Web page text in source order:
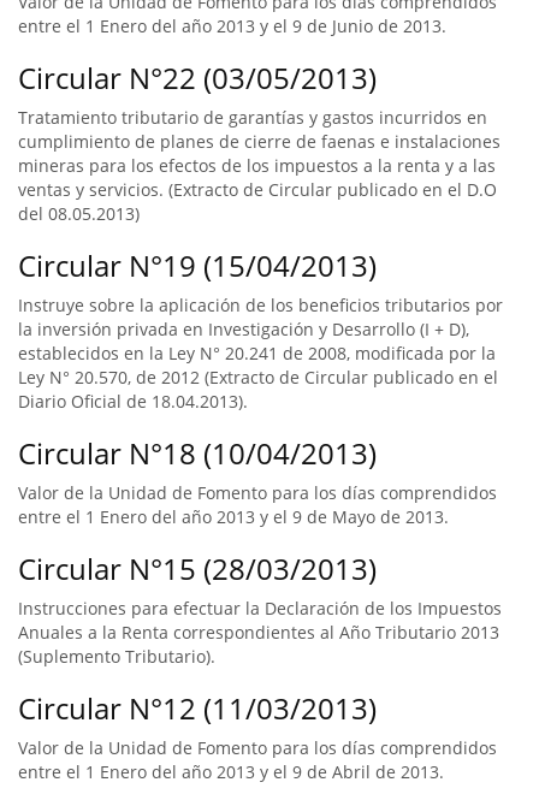
entre el 1 Enero del año 2013 y el 9 de Junio de 2013.
Circular N°22 (03/05/2013)
Tratamiento tributario de garantías y gastos incurridos en
cumplimiento de planes de cierre de faenas e instalaciones
mineras para los efectos de los impuestos a la renta y a las
ventas y servicios. (Extracto de Circular publicado en el D.O
del 08.05.2013)
Circular N°19 (15/04/2013)
Instruye sobre la aplicación de los beneficios tributarios por
la inversión privada en Investigación y Desarrollo (I + D),
establecidos en la Ley N° 20.241 de 2008, modificada por la
Ley N° 20.570, de 2012 (Extracto de Circular publicado en el
Diario Oficial de 18.04.2013).
Circular N°18 (10/04/2013)
Valor de la Unidad de Fomento para los días comprendidos
entre el 1 Enero del año 2013 y el 9 de Mayo de 2013.
Circular N°15 (28/03/2013)
Instrucciones para efectuar la Declaración de los Impuestos
Anuales a la Renta correspondientes al Año Tributario 2013
(Suplemento Tributario).
Circular N°12 (11/03/2013)
Valor de la Unidad de Fomento para los días comprendidos
entre el 1 Enero del año 2013 y el 9 de Abril de 2013.